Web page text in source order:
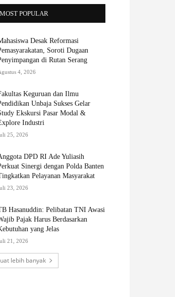
MOST POPULAR
Desak Reformasi
Soroti Dugaan
di Rutan Serang
4, 2026
Keguruan dan Ilmu
Unbaja Sukses Gelar
Ekskursi Pasar Modal &
Industri
25, 2026
DPD RI Ade Yuliasih
Sinergi dengan Polda Banten
Pelayanan Masyarakat
23, 2026
Hasanuddin: Pelibatan TNI Awasi
Pajak Harus Berdasarkan
yang Jelas
21, 2026
lebih banyak